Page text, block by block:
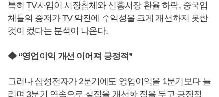
특히 TV사업이 시장침체와 신흥시장 환율 하락, 중국업
체들의 중저가 TV 약진에 수익성을 크게 개선하지 못한
것이 컸다는 분석이 나온다.
◆ “영업이익 개선 이어져 긍정적”
그러나 삼성전자가 2분기에도 영업이익을 1분기보다 늘
리며 3분기 연속으로 실적을 개선한 점을 두고 긍정적